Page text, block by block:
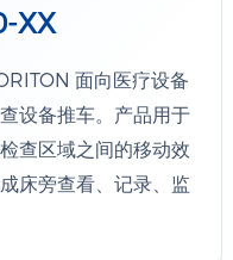
XX
面向医疗设备
设备推车。产品用于
查区域之间的移动效
床旁查看、记录、监